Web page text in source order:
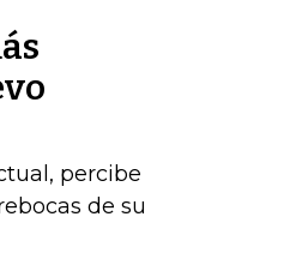
percibe
de su